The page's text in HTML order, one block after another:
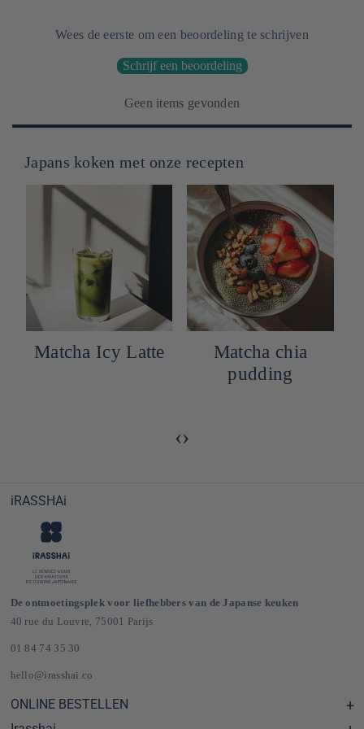
Wees de eerste om een beoordeling te schrijven
Schrijf een beoordeling
Geen items gevonden
Japans koken met onze recepten
Matcha Icy Latte
Matcha chia
pudding
‹›
iRASSHAi
De ontmoetingsplek voor liefhebbers van de Japanse keuken
40 rue du Louvre, 75001 Parijs
01 84 74 35 30
hello@irasshai.co
ONLINE BESTELLEN